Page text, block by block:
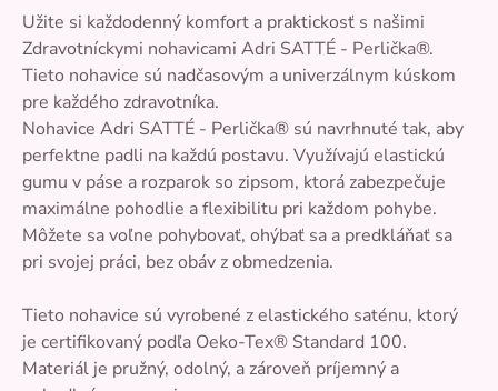
Užite si každodenný komfort a praktickosť s našimi
Zdravotníckymi nohavicami Adri SATTÉ - Perlička®.
Tieto nohavice sú nadčasovým a univerzálnym kúskom
pre každého zdravotníka.
Nohavice Adri SATTÉ - Perlička® sú navrhnuté tak, aby
perfektne padli na každú postavu. Využívajú elastickú
gumu v páse a rozparok so zipsom, ktorá zabezpečuje
maximálne pohodlie a flexibilitu pri každom pohybe.
Môžete sa voľne pohybovať, ohýbať sa a predkláňať sa
pri svojej práci, bez obáv z obmedzenia.
Tieto nohavice sú vyrobené z elastického saténu, ktorý
je certifikovaný podľa Oeko-Tex® Standard 100.
Materiál je pružný, odolný, a zároveň príjemný a